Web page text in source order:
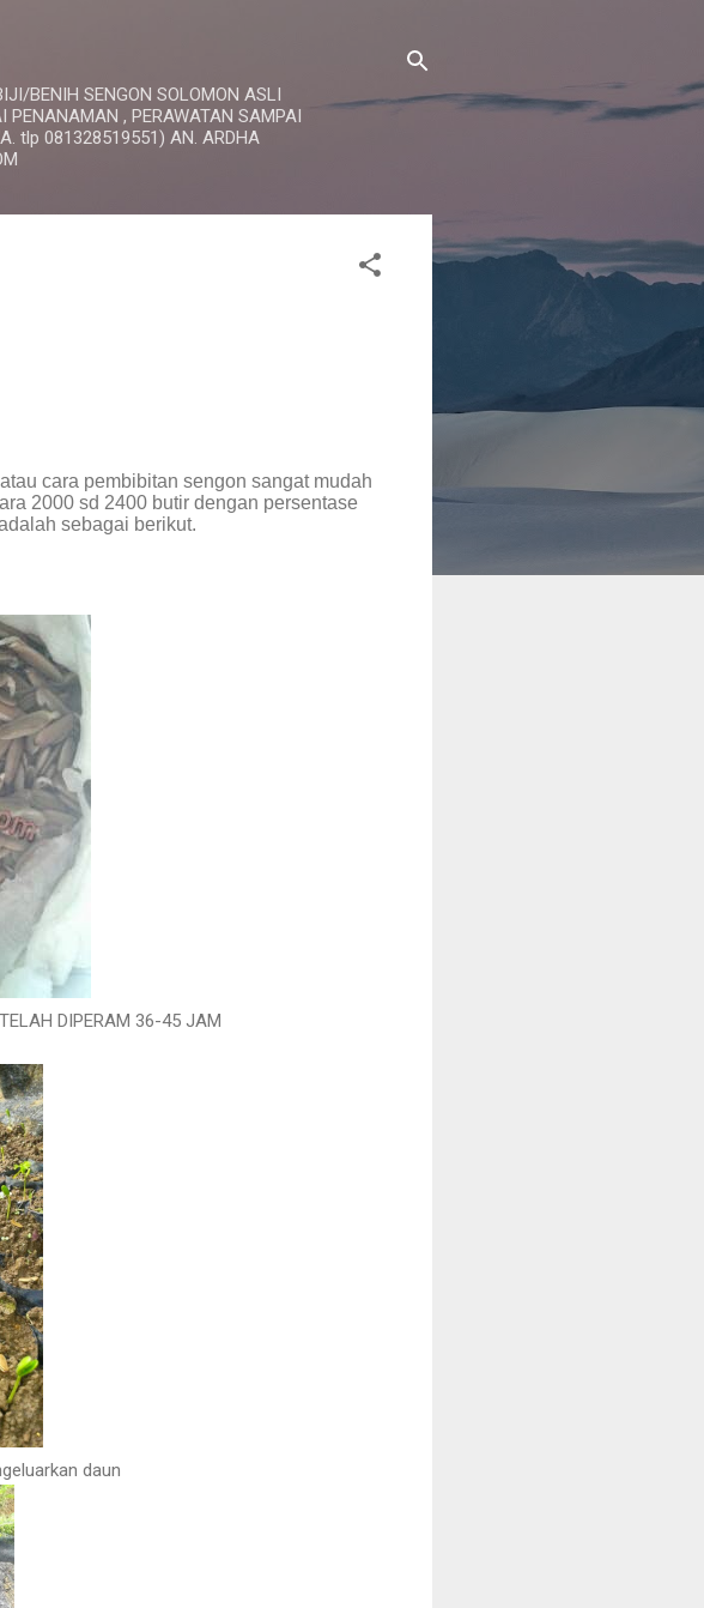
BENIH SENGON SOLOMON ASLI
PENANAMAN , PERAWATAN SAMPAI
tlp 081328519551) AN. ARDHA
cara pembibitan sengon sangat mudah
2000 sd 2400 butir dengan persentase
sebagai berikut.
DIPERAM 36-45 JAM
daun